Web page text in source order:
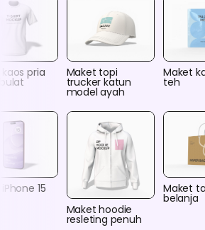
pria Maket topi
trucker katun
model ayah
Maket
teh
15
Maket hoodie
resleting penuh
Maket
belanja